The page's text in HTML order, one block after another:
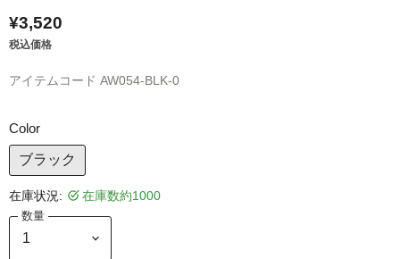
¥3,520
税込価格
アイテムコード AW054-BLK-0
Color
ブラック
在庫状況: 在庫数約1000
数量